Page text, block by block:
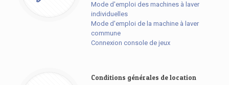
Mode d'emploi des machines à laver
individuelles
Mode d'emploi de la machine à laver
commune
Connexion console de jeux
Conditions générales de location